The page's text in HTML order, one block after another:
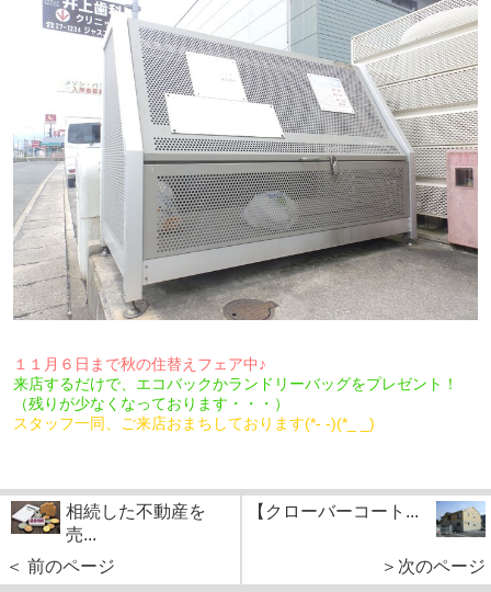
１１月６日まで秋の住替えフェア中♪
来店するだけで、エコバックかランドリーバッグをプレゼント！
（残りが少なくなっております・・・）
スタッフ一同、ご来店おまちしております(*- -)(*_ _)
相続した不動産を
売...
＜ 前のページ
【クローバーコート...
＞次のページ